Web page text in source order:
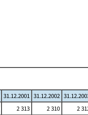
31.12.2001 31.12.2002
2 313 2 310
2